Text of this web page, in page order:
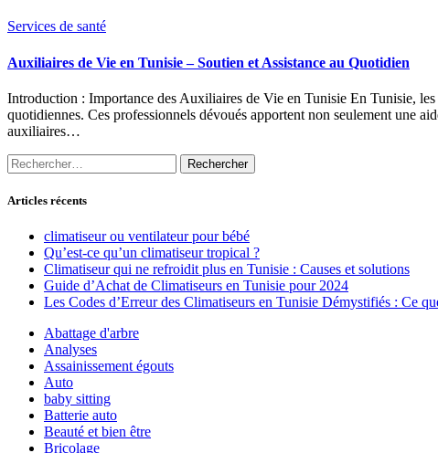
Services de santé
Auxiliaires de Vie en Tunisie – Soutien et Assistance au Quotidien
Introduction : Importance des Auxiliaires de Vie en Tunisie En Tunisie, les
quotidiennes. Ces professionnels dévoués apportent non seulement une
auxiliaires…
Rechercher :
Articles récents
climatiseur ou ventilateur pour bébé
Qu’est-ce qu’un climatiseur tropical ?
Climatiseur qui ne refroidit plus en Tunisie : Causes et solutions
Guide d’Achat de Climatiseurs en Tunisie pour 2024
Les Codes d’Erreur des Climatiseurs en Tunisie Démystifiés : Ce
Abattage d'arbre
Analyses
Assainissement égouts
Auto
baby sitting
Batterie auto
Beauté et bien être
Bricolage